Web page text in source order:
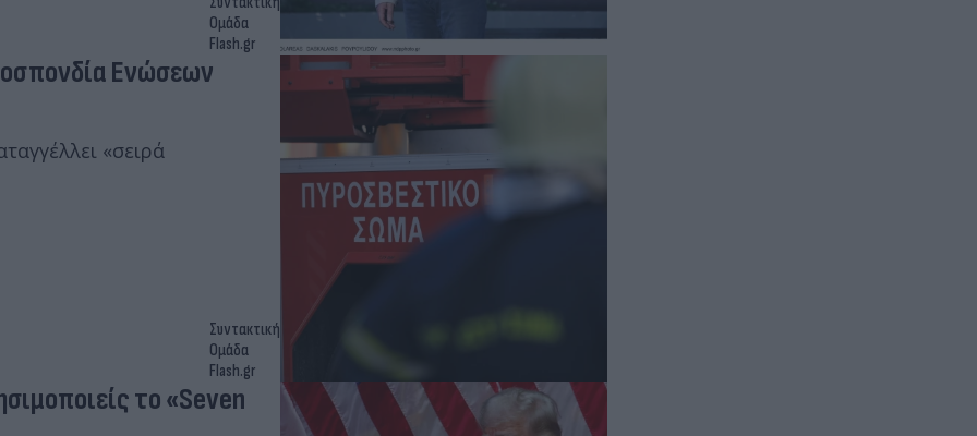
Ομάδα
Flash.gr
Ενώσεων
«σειρά
Συντακτική
Ομάδα
Flash.gr
το «Seven